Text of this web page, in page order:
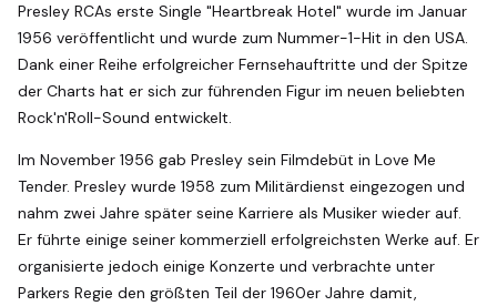
Presley RCAs erste Single "Heartbreak Hotel" wurde im Januar
1956 veröffentlicht und wurde zum Nummer-1-Hit in den USA.
Dank einer Reihe erfolgreicher Fernsehauftritte und der Spitze
der Charts hat er sich zur führenden Figur im neuen beliebten
Rock'n'Roll-Sound entwickelt.
Im November 1956 gab Presley sein Filmdebüt in Love Me
Tender. Presley wurde 1958 zum Militärdienst eingezogen und
nahm zwei Jahre später seine Karriere als Musiker wieder auf.
Er führte einige seiner kommerziell erfolgreichsten Werke auf. Er
organisierte jedoch einige Konzerte und verbrachte unter
Parkers Regie den größten Teil der 1960er Jahre damit,